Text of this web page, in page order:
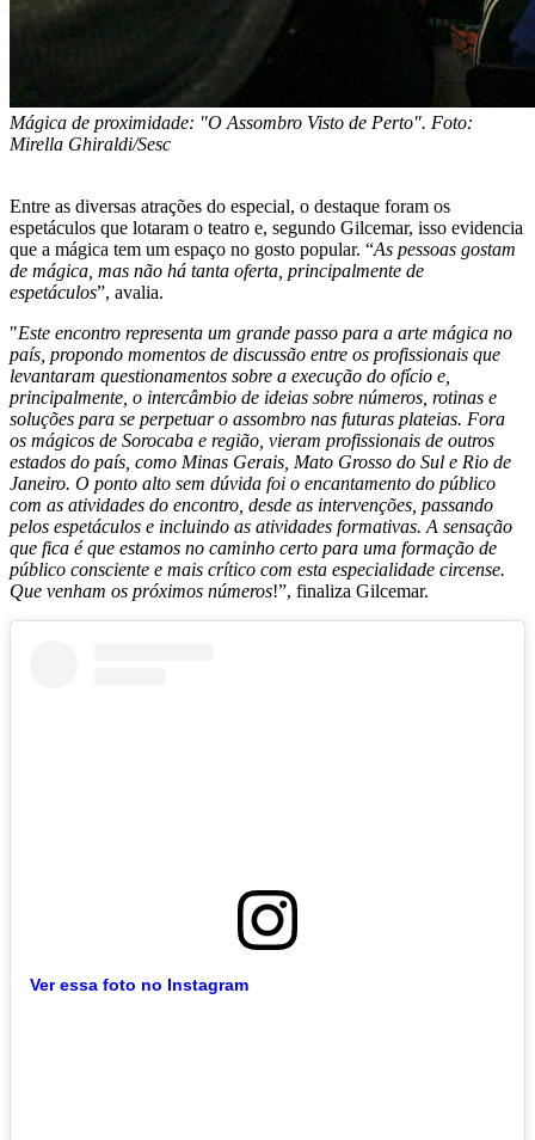
Mágica de proximidade: "O Assombro Visto de Perto". Foto:
Mirella Ghiraldi/Sesc
Entre as diversas atrações do especial, o destaque foram os
espetáculos que lotaram o teatro e, segundo Gilcemar, isso evidencia
que a mágica tem um espaço no gosto popular. “As pessoas gostam
de mágica, mas não há tanta oferta, principalmente de
espetáculos”, avalia.
"Este encontro representa um grande passo para a arte mágica no
país, propondo momentos de discussão entre os profissionais que
levantaram questionamentos sobre a execução do ofício e,
principalmente, o intercâmbio de ideias sobre números, rotinas e
soluções para se perpetuar o assombro nas futuras plateias. Fora
os mágicos de Sorocaba e região, vieram profissionais de outros
estados do país, como Minas Gerais, Mato Grosso do Sul e Rio de
Janeiro. O ponto alto sem dúvida foi o encantamento do público
com as atividades do encontro, desde as intervenções, passando
pelos espetáculos e incluindo as atividades formativas. A sensação
que fica é que estamos no caminho certo para uma formação de
público consciente e mais crítico com esta especialidade circense.
Que venham os próximos números!”, finaliza Gilcemar.
Ver essa foto no Instagram